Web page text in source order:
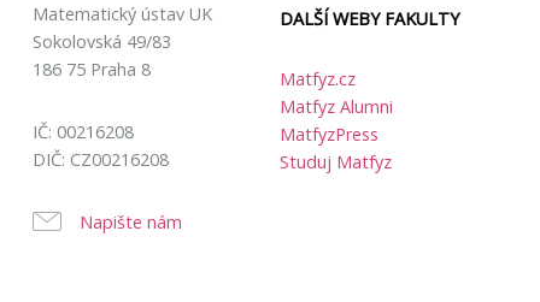
Matematický ústav UK
Sokolovská 49/83
186 75 Praha 8
IČ: 00216208
DIČ: CZ00216208
Napište nám
DALŠÍ WEBY FAKULTY
Matfyz.cz
Matfyz Alumni
MatfyzPress
Studuj Matfyz